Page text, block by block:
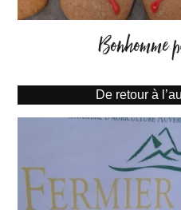
Bonhomme
De retour à